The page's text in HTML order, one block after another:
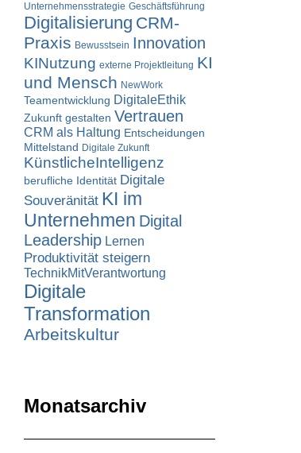
Unternehmensstrategie Geschäftsführung
Digitalisierung CRM-
Praxis Bewusstsein Innovation
KINutzung externe Projektleitung KI
und Mensch NewWork
Teamentwicklung DigitaleEthik
Zukunft gestalten Vertrauen
CRM als Haltung Entscheidungen
Mittelstand Digitale Zukunft
KünstlicheIntelligenz
berufliche Identität Digitale
Souveränität KI im
Unternehmen Digital
Leadership Lernen
Produktivität steigern
TechnikMitVerantwortung
Digitale
Transformation
Arbeitskultur
Monatsarchiv